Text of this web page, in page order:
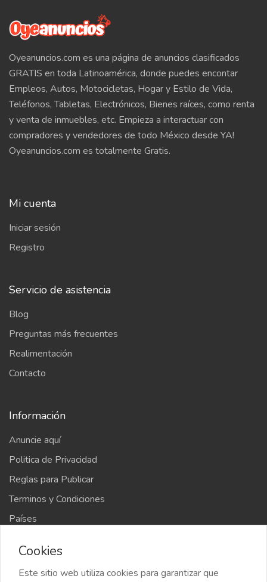
Oyeanuncios.com es una página de anuncios clasificados
GRATIS en toda Latinoamérica, donde puedes encontar
Empleos, Autos, Motocicletas, Hogar y Estilo de Vida,
Teléfonos, Tabletas, Electrónicos, Bienes raíces, como renta
y venta de inmuebles, etc. Empieza a interactuar con
compradores y vendedores de todo México desde YA!
Oyeanuncios.com es totalmente Gratis.
Mi cuenta
Iniciar sesión
Registro
Servicio de asistencia
Blog
Preguntas más frecuentes
Realimentación
Contacto
Información
Anuncie aquí
Politica de Privacidad
Reglas para Publicar
Terminos y Condiciones
Países
Cookies
Este sitio web utiliza cookies para garantizar que